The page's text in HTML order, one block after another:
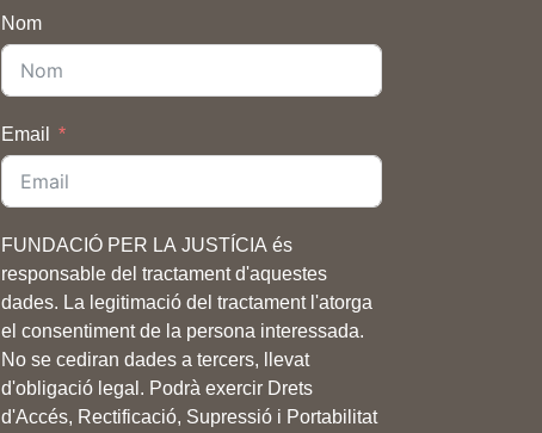
Nom
Email
FUNDACIÓ PER LA JUSTÍCIA és
responsable del tractament d'aquestes
dades. La legitimació del tractament l'atorga
el consentiment de la persona interessada.
No se cediran dades a tercers, llevat
d'obligació legal. Podrà exercir Drets
d'Accés, Rectificació, Supressió i Portabilitat